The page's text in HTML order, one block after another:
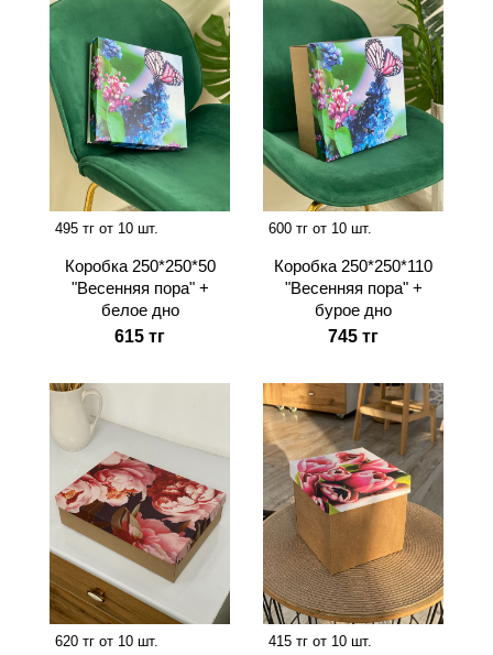
495 тг от 10 шт.
Коробка 250*250*50
"Весенняя пора" +
белое дно
615 тг
600 тг от 10 шт.
Коробка 250*250*110
"Весенняя пора" +
бурое дно
745 тг
620 тг от 10 шт. 415 тг от 10 шт.